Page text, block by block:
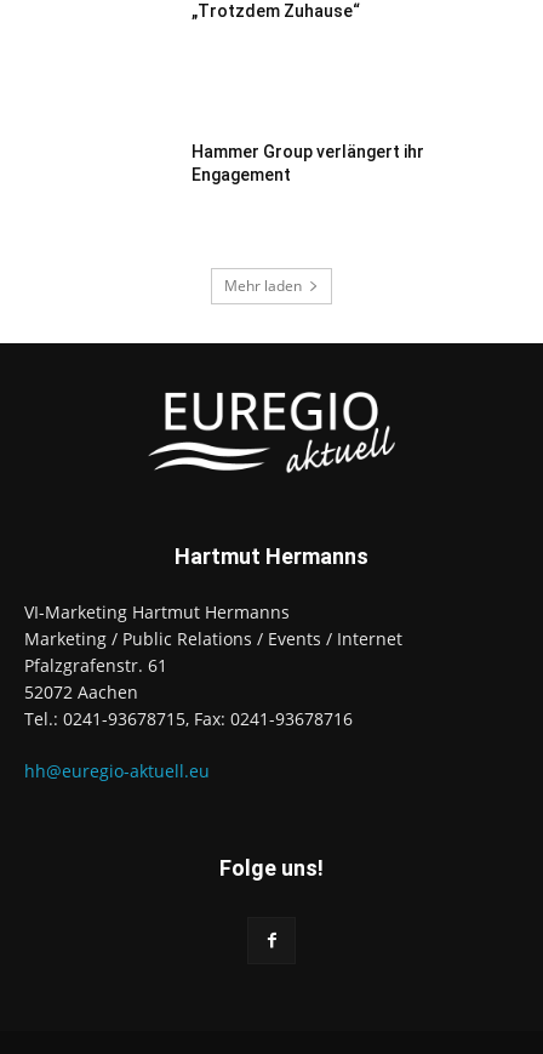
„Trotzdem Zuhause“
Hammer Group verlängert ihr
Engagement
Mehr laden
Hartmut Hermanns
VI-Marketing Hartmut Hermanns
Marketing / Public Relations / Events / Internet
Pfalzgrafenstr. 61
52072 Aachen
Tel.: 0241-93678715, Fax: 0241-93678716
hh@euregio-aktuell.eu
Folge uns!